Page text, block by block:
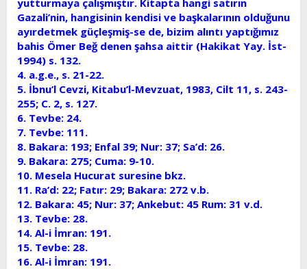
Gazali’nin, hangisinin kendisi ve başkalarının olduğunu
ayırdetmek güçleşmiş-se de, bizim alıntı yaptığımız
bahis Ömer Beğ denen şahsa aittir (Hakikat Yay. İst-
1994) s. 132.
4. a.g.e., s. 21-22.
5. İbnu’l Cevzi, Kitabu’l-Mevzuat, 1983, Cilt 11, s. 243-
255; C. 2, s. 127.
6. Tevbe: 24.
7. Tevbe: 111.
8. Bakara: 193; Enfal 39; Nur: 37; Sa’d: 26.
9. Bakara: 275; Cuma: 9-10.
10. Mesela Hucurat suresine bkz.
11. Ra’d: 22; Fatır: 29; Bakara: 272 v.b.
12. Bakara: 45; Nur: 37; Ankebut: 45 Rum: 31 v.d.
13. Tevbe: 28.
14. Al-i İmran: 191.
15. Tevbe: 28.
16. Al-i İmran: 191.